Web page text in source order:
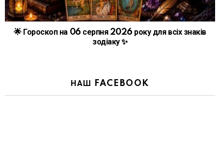
🌟 Гороскоп на 06 серпня 2026 року для всіх знаків
зодіаку ✨
НАШ FACEBOOK